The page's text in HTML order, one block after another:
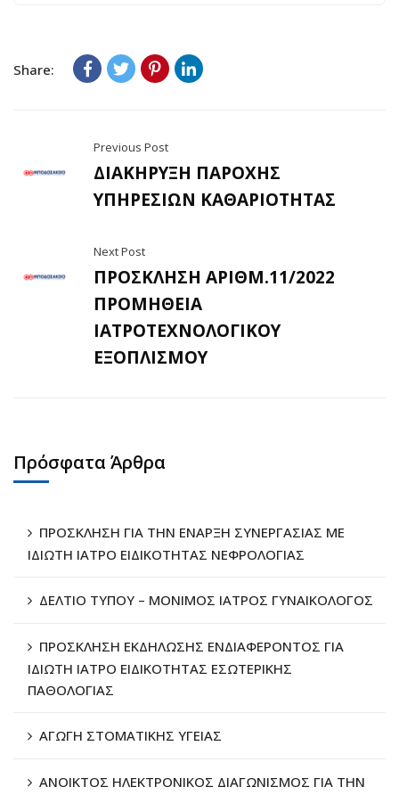
Share:
Previous Post
ΔΙΑΚΗΡΥΞΗ ΠΑΡΟΧΗΣ
ΥΠΗΡΕΣΙΩΝ ΚΑΘΑΡΙΟΤΗΤΑΣ
Next Post
ΠΡΟΣΚΛΗΣΗ ΑΡΙΘΜ.11/2022
ΠΡΟΜΗΘΕΙΑ
ΙΑΤΡΟΤΕΧΝΟΛΟΓΙΚΟΥ
ΕΞΟΠΛΙΣΜΟΥ
Πρόσφατα Άρθρα
ΠΡΟΣΚΛΗΣΗ ΓΙΑ ΤΗΝ ΕΝΑΡΞΗ ΣΥΝΕΡΓΑΣΙΑΣ ΜΕ
ΙΔΙΩΤΗ ΙΑΤΡΟ ΕΙΔΙΚΟΤΗΤΑΣ ΝΕΦΡΟΛΟΓΙΑΣ
ΔΕΛΤΙΟ ΤΥΠΟΥ – ΜΟΝΙΜΟΣ ΙΑΤΡΟΣ ΓΥΝΑΙΚΟΛΟΓΟΣ
ΠΡΟΣΚΛΗΣΗ ΕΚΔΗΛΩΣΗΣ ΕΝΔΙΑΦΕΡΟΝΤΟΣ ΓΙΑ
ΙΔΙΩΤΗ ΙΑΤΡΟ ΕΙΔΙΚΟΤΗΤΑΣ ΕΣΩΤΕΡΙΚΗΣ
ΠΑΘΟΛΟΓΙΑΣ
ΑΓΩΓΗ ΣΤΟΜΑΤΙΚΗΣ ΥΓΕΙΑΣ
ΑΝΟΙΚΤΟΣ ΗΛΕΚΤΡΟΝΙΚΟΣ ΔΙΑΓΩΝΙΣΜΟΣ ΓΙΑ ΤΗΝ